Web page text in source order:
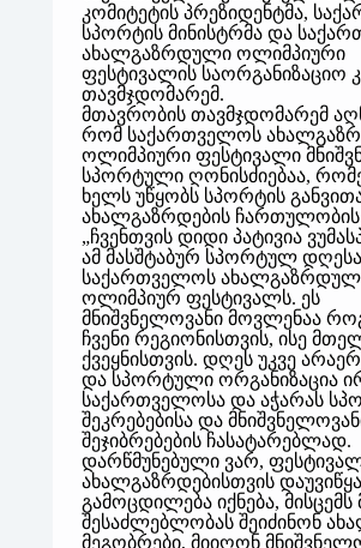
კომიტეტის პრეზიდენტმა,
სპორტის მინისტრმა და
ახალგაზრდული ოლიმპიური
ფესტივალის საორგანიზაციო
თავმჯდომარემ.
მთავრობის თავმჯდომარემ
რომ საქართველოს
ოლიმპიური ფესტივალი
სპორტული ღონისძიებაა,
ხელს უწყობს სპორტის
ახალგაზრდების
„ჩვენთვის დიდი პატივია
ამ მასშტაბურ სპორტულ
საქართველოს ახალგაზრდულ
ოლიმპიურ ფესტივალს. ეს
მნიშვნელოვანი მოვლენაა
ჩვენი რეგიონისთვის, ისე
ქვეყნისთვის. დღეს უკვე
და სპორტული ორგანიზაცია
საქართველოსა და აჭარას
შეკრებებისა და
შეჯიბრებების ჩასატარებლად.
დარწმუნებული ვარ,
ახალგაზრდებისთვის
გამოცდილება იქნება, მისცემს
შესაძლებლობას შეიძინონ
მეგობრები, მიიღონ